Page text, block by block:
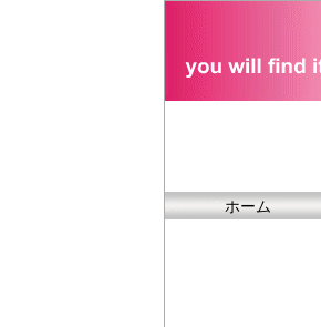
ホーム